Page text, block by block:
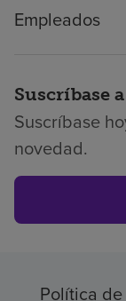
Empleados
Suscríbase
Suscríbase
novedad.
Política